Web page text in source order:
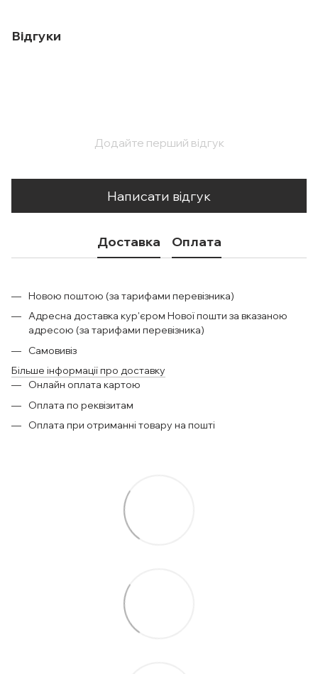
Відгуки
Додайте перший відгук
Написати відгук
Доставка Оплата
Новою поштою (за тарифами перевізника)
Адресна доставка кур'єром Нової пошти за вказаною
адресою (за тарифами перевізника)
Самовивіз
Більше інформації про доставку
Онлайн оплата картою
Оплата по реквізитам
Оплата при отриманні товару на пошті